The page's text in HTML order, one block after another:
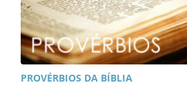
PROVÉRBIOS DA BÍBLIA